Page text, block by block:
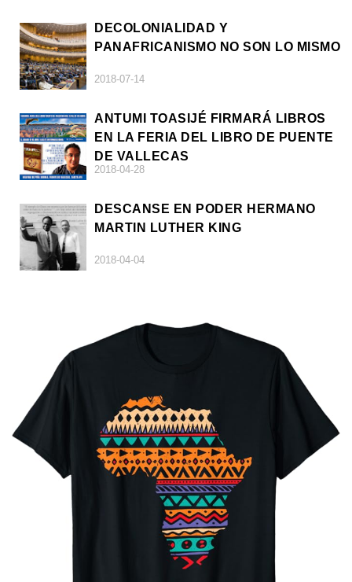
DECOLONIALIDAD Y
PANAFRICANISMO NO SON LO MISMO
2018-07-14
ANTUMI TOASIJÉ FIRMARÁ LIBROS
EN LA FERIA DEL LIBRO DE PUENTE
DE VALLECAS
2018-04-28
DESCANSE EN PODER HERMANO
MARTIN LUTHER KING
2018-04-04